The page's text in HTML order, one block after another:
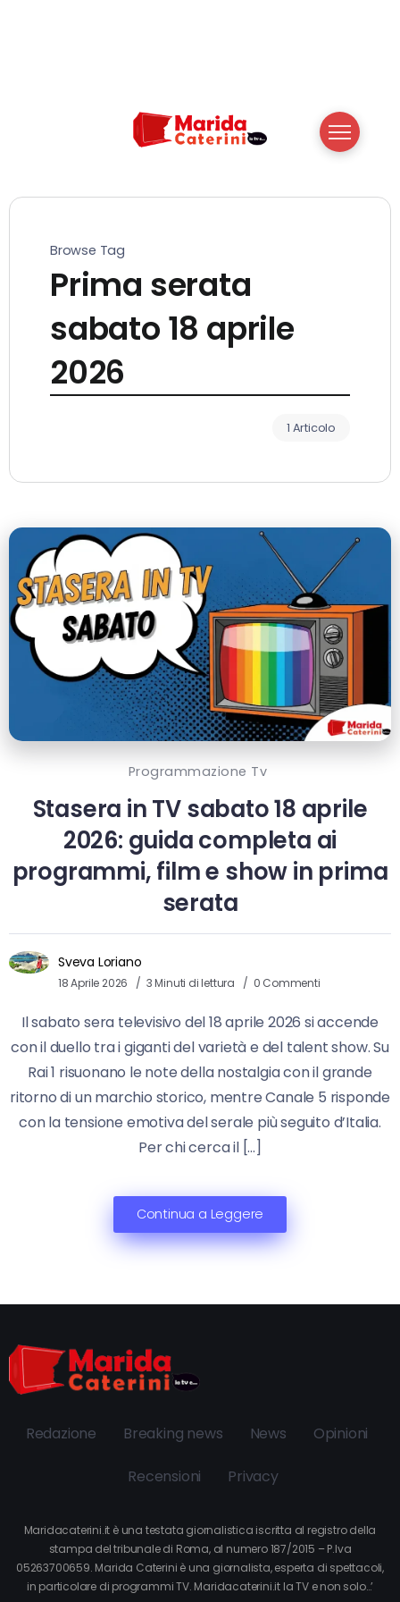
Browse Tag
Prima serata
sabato 18 aprile
2026
1 Articolo
Programmazione Tv
Stasera in TV sabato 18 aprile
2026: guida completa ai
programmi, film e show in prima
serata
Sveva Loriano
18 Aprile 2026 3 Minuti di lettura 0 Commenti
Il sabato sera televisivo del 18 aprile 2026 si accende
con il duello tra i giganti del varietà e del talent show. Su
Rai 1 risuonano le note della nostalgia con il grande
ritorno di un marchio storico, mentre Canale 5 risponde
con la tensione emotiva del serale più seguito d’Italia.
Per chi cerca il […]
Continua a Leggere
Redazione Breaking news News Opinioni
Recensioni Privacy
Maridacaterini.it è una testata giornalistica iscritta al registro della
stampa del tribunale di Roma, al numero 187/2015 – P.Iva
05263700659. Marida Caterini è una giornalista, esperta di spettacoli,
in particolare di programmi TV. Maridacaterini.it la TV e non solo…’